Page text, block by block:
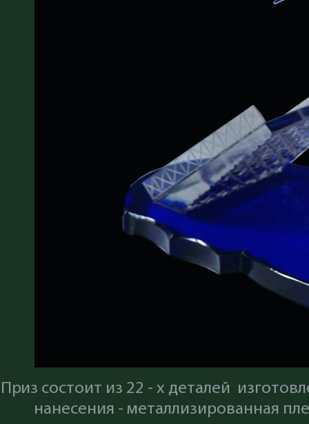
Приз состоит из 22 - х деталей
нанесения - металлизированная